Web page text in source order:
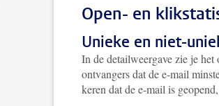
Open- en
Unieke en niet-
In de detailweergave zie je het
ontvangers dat de e-mail
keren dat de e-mail is